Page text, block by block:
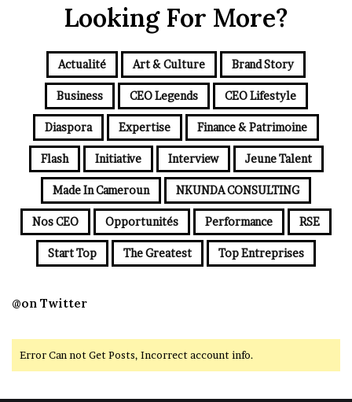
Looking For More?
Actualité Art & Culture Brand Story
Business CEO Legends CEO Lifestyle
Diaspora Expertise Finance & Patrimoine
Flash Initiative Interview Jeune Talent
Made In Cameroun NKUNDA CONSULTING
Nos CEO Opportunités Performance RSE
Start Top The Greatest Top Entreprises
@on Twitter
Error Can not Get Posts, Incorrect account info.